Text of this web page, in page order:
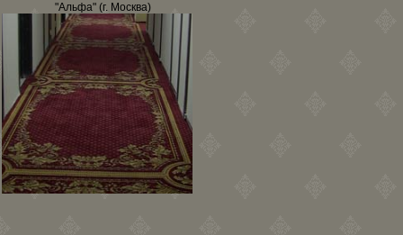
"Альфа" (г. Москва)